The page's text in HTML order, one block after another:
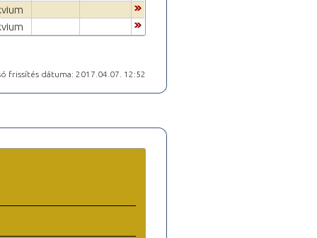
frissítés dátuma: 2017.04.07. 12:52